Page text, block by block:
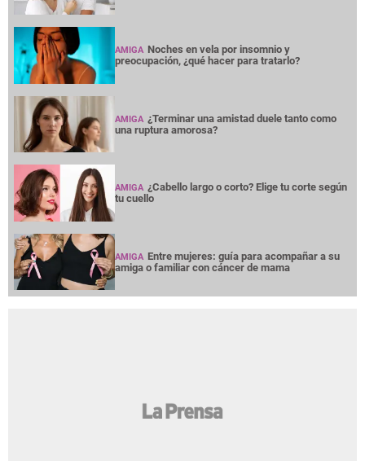
AMIGA Noches en vela por insomnio y
preocupación, ¿qué hacer para tratarlo?
AMIGA ¿Terminar una amistad duele tanto como
una ruptura amorosa?
AMIGA ¿Cabello largo o corto? Elige tu corte según
tu cuello
AMIGA Entre mujeres: guía para acompañar a su
amiga o familiar con cáncer de mama